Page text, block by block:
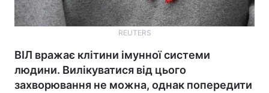
REUTERS
ВІЛ вражає клітини імунної системи
людини. Вилікуватися від цього
захворювання не можна, однак попередити